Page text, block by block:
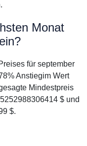
Monat
für september
Anstiegim Wert
Mindestpreis
$ und
$.